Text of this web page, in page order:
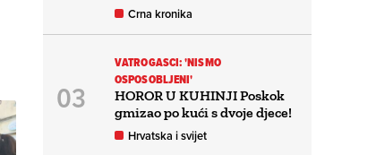
Crna kronika
VATROGASCI: 'NISMO
OSPOSOBLJENI'
HOROR U KUHINJI Poskok
gmizao po kući s dvoje djece!
Hrvatska i svijet